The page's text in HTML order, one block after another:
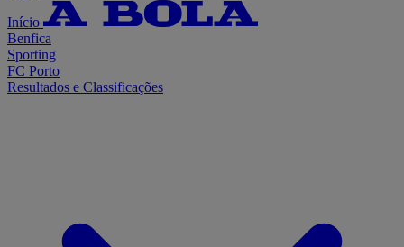
Início
Benfica
Sporting
FC Porto
Resultados e Classificações